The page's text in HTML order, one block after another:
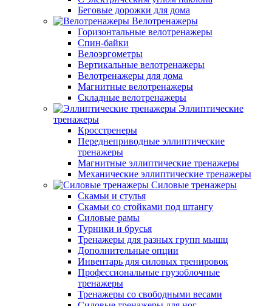
Беговые дорожки для дома
Велотренажеры
Горизонтальные велотренажеры
Спин-байки
Велоэргометры
Вертикальные велотренажеры
Велотренажеры для дома
Магнитные велотренажеры
Складные велотренажеры
Эллиптические
тренажеры
Кросстренеры
Переднеприводные эллиптические
тренажеры
Магнитные эллиптические тренажеры
Механические эллиптические тренажеры
Силовые тренажеры
Скамьи и стулья
Скамьи со стойками под штангу
Силовые рамы
Турники и брусья
Тренажеры для разных групп мышц
Дополнительные опции
Инвентарь для силовых тренировок
Профессиональные грузоблочные
тренажеры
Тренажеры со свободными весами